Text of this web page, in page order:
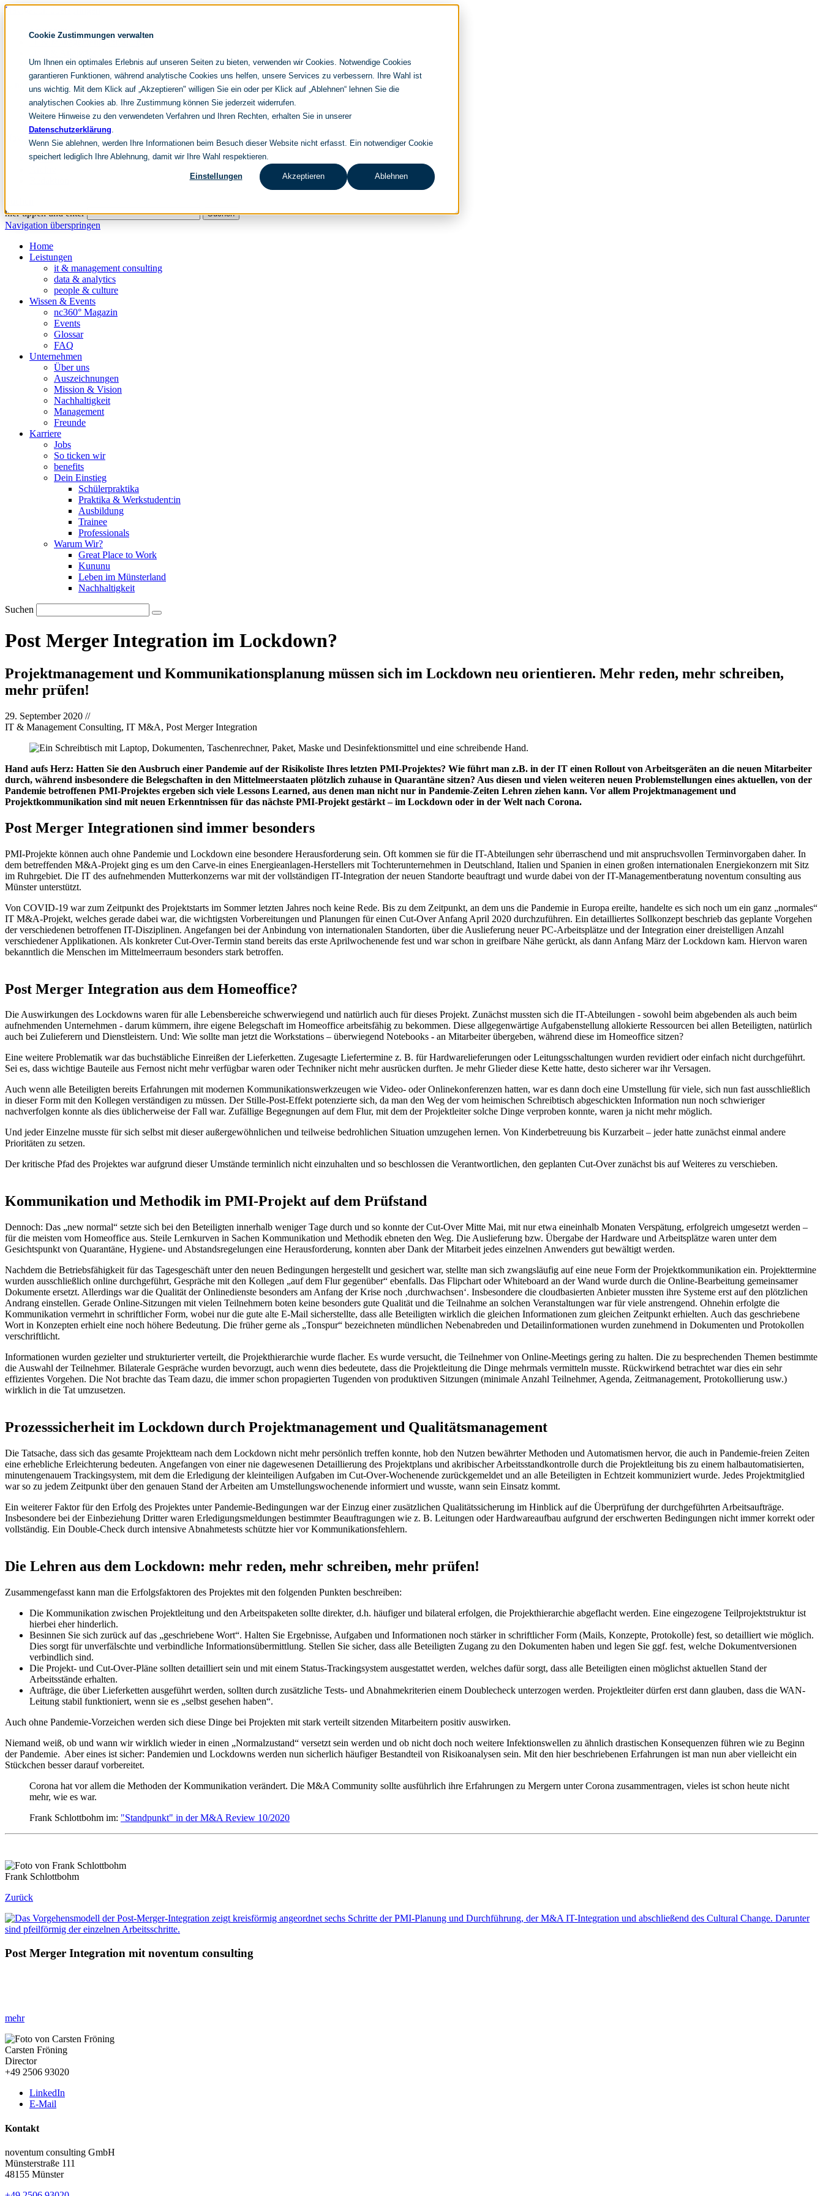
Cookie Zustimmungen verwalten
Um Ihnen ein optimales Erlebnis auf unseren Seiten zu bieten, verwenden wir Cookies. Notwendige Cookies
garantieren Funktionen, während analytische Cookies uns helfen, unsere Services zu verbessern. Ihre Wahl ist
uns wichtig. Mit dem Klick auf „Akzeptieren" willigen Sie ein oder per Klick auf „Ablehnen“ lehnen Sie die
analytischen Cookies ab. Ihre Zustimmung können Sie jederzeit widerrufen.
Weitere Hinweise zu den verwendeten Verfahren und Ihren Rechten, erhalten Sie in unserer
Datenschutzerklärung.
Wenn Sie ablehnen, werden Ihre Informationen beim Besuch dieser Website nicht erfasst. Ein notwendiger Cookie
speichert lediglich Ihre Ablehnung, damit wir Ihre Wahl respektieren.
Einstellungen Akzeptieren Ablehnen
Navigation überspringen
noventum
IT & Management Consulting
People & Culture
DE
EN
Navigation überspringen
Home
hier tippen und enter
Suchen
Navigation überspringen
Home
Leistungen
it & management consulting
data & analytics
people & culture
Wissen & Events
nc360° Magazin
Events
Glossar
FAQ
Unternehmen
Über uns
Auszeichnungen
Mission & Vision
Nachhaltigkeit
Management
Freunde
Karriere
Jobs
So ticken wir
benefits
Dein Einstieg
Schülerpraktika
Praktika & Werkstudent:in
Ausbildung
Trainee
Professionals
Warum Wir?
Great Place to Work
Kununu
Leben im Münsterland
Nachhaltigkeit
Suchen
Post Merger Integration im Lockdown?
Projektmanagement und Kommunikationsplanung müssen sich im Lockdown neu orientieren. Mehr reden, mehr schreiben,
mehr prüfen!
29. September 2020 //
IT & Management Consulting, IT M&A, Post Merger Integration
Hand aufs Herz: Hatten Sie den Ausbruch einer Pandemie auf der Risikoliste Ihres letzten PMI-Projektes? Wie führt man z.B. in der IT einen Rollout von Arbeitsgeräten an die neuen Mitarbeiter
durch, während insbesondere die Belegschaften in den Mittelmeerstaaten plötzlich zuhause in Quarantäne sitzen? Aus diesen und vielen weiteren neuen Problemstellungen eines aktuellen, von der
Pandemie betroffenen PMI-Projektes ergeben sich viele Lessons Learned, aus denen man nicht nur in Pandemie-Zeiten Lehren ziehen kann. Vor allem Projektmanagement und
Projektkommunikation sind mit neuen Erkenntnissen für das nächste PMI-Projekt gestärkt – im Lockdown oder in der Welt nach Corona.
Post Merger Integrationen sind immer besonders
PMI-Projekte können auch ohne Pandemie und Lockdown eine besondere Herausforderung sein. Oft kommen sie für die IT-Abteilungen sehr überraschend und mit anspruchsvollen Terminvorgaben daher. In
dem betreffenden M&A-Projekt ging es um den Carve-in eines Energieanlagen-Herstellers mit Tochterunternehmen in Deutschland, Italien und Spanien in einen großen internationalen Energiekonzern mit Sitz
im Ruhrgebiet. Die IT des aufnehmenden Mutterkonzerns war mit der vollständigen IT-Integration der neuen Standorte beauftragt und wurde dabei von der IT-Managementberatung noventum consulting aus
Münster unterstützt.
Von COVID-19 war zum Zeitpunkt des Projektstarts im Sommer letzten Jahres noch keine Rede. Bis zu dem Zeitpunkt, an dem uns die Pandemie in Europa ereilte, handelte es sich noch um ein ganz „normales“
IT M&A-Projekt, welches gerade dabei war, die wichtigsten Vorbereitungen und Planungen für einen Cut-Over Anfang April 2020 durchzuführen. Ein detailliertes Sollkonzept beschrieb das geplante Vorgehen
der verschiedenen betroffenen IT-Disziplinen. Angefangen bei der Anbindung von internationalen Standorten, über die Auslieferung neuer PC-Arbeitsplätze und der Integration einer dreistelligen Anzahl
verschiedener Applikationen. Als konkreter Cut-Over-Termin stand bereits das erste Aprilwochenende fest und war schon in greifbare Nähe gerückt, als dann Anfang März der Lockdown kam. Hiervon waren
bekanntlich die Menschen im Mittelmeerraum besonders stark betroffen.
Post Merger Integration aus dem Homeoffice?
Die Auswirkungen des Lockdowns waren für alle Lebensbereiche schwerwiegend und natürlich auch für dieses Projekt. Zunächst mussten sich die IT-Abteilungen - sowohl beim abgebenden als auch beim
aufnehmenden Unternehmen - darum kümmern, ihre eigene Belegschaft im Homeoffice arbeitsfähig zu bekommen. Diese allgegenwärtige Aufgabenstellung allokierte Ressourcen bei allen Beteiligten, natürlich
auch bei Zulieferern und Dienstleistern. Und: Wie sollte man jetzt die Workstations – überwiegend Notebooks - an Mitarbeiter übergeben, während diese im Homeoffice sitzen?
Eine weitere Problematik war das buchstäbliche Einreißen der Lieferketten. Zugesagte Liefertermine z. B. für Hardwarelieferungen oder Leitungsschaltungen wurden revidiert oder einfach nicht durchgeführt.
Sei es, dass wichtige Bauteile aus Fernost nicht mehr verfügbar waren oder Techniker nicht mehr ausrücken durften. Je mehr Glieder diese Kette hatte, desto sicherer war ihr Versagen.
Auch wenn alle Beteiligten bereits Erfahrungen mit modernen Kommunikationswerkzeugen wie Video- oder Onlinekonferenzen hatten, war es dann doch eine Umstellung für viele, sich nun fast ausschließlich
in dieser Form mit den Kollegen verständigen zu müssen. Der Stille-Post-Effekt potenzierte sich, da man den Weg der vom heimischen Schreibtisch abgeschickten Information nun noch schwieriger
nachverfolgen konnte als dies üblicherweise der Fall war. Zufällige Begegnungen auf dem Flur, mit dem der Projektleiter solche Dinge verproben konnte, waren ja nicht mehr möglich.
Und jeder Einzelne musste für sich selbst mit dieser außergewöhnlichen und teilweise bedrohlichen Situation umzugehen lernen. Von Kinderbetreuung bis Kurzarbeit – jeder hatte zunächst einmal andere
Prioritäten zu setzen.
Der kritische Pfad des Projektes war aufgrund dieser Umstände terminlich nicht einzuhalten und so beschlossen die Verantwortlichen, den geplanten Cut-Over zunächst bis auf Weiteres zu verschieben.
Kommunikation und Methodik im PMI-Projekt auf dem Prüfstand
Dennoch: Das „new normal“ setzte sich bei den Beteiligten innerhalb weniger Tage durch und so konnte der Cut-Over Mitte Mai, mit nur etwa eineinhalb Monaten Verspätung, erfolgreich umgesetzt werden –
für die meisten vom Homeoffice aus. Steile Lernkurven in Sachen Kommunikation und Methodik ebneten den Weg. Die Auslieferung bzw. Übergabe der Hardware und Arbeitsplätze waren unter dem
Gesichtspunkt von Quarantäne, Hygiene- und Abstandsregelungen eine Herausforderung, konnten aber Dank der Mitarbeit jedes einzelnen Anwenders gut bewältigt werden.
Nachdem die Betriebsfähigkeit für das Tagesgeschäft unter den neuen Bedingungen hergestellt und gesichert war, stellte man sich zwangsläufig auf eine neue Form der Projektkommunikation ein. Projekttermine
wurden ausschließlich online durchgeführt, Gespräche mit den Kollegen „auf dem Flur gegenüber“ ebenfalls. Das Flipchart oder Whiteboard an der Wand wurde durch die Online-Bearbeitung gemeinsamer
Dokumente ersetzt. Allerdings war die Qualität der Onlinedienste besonders am Anfang der Krise noch ‚durchwachsen‘. Insbesondere die cloudbasierten Anbieter mussten ihre Systeme erst auf den plötzlichen
Andrang einstellen. Gerade Online-Sitzungen mit vielen Teilnehmern boten keine besonders gute Qualität und die Teilnahme an solchen Veranstaltungen war für viele anstrengend. Ohnehin erfolgte die
Kommunikation vermehrt in schriftlicher Form, wobei nur die gute alte E-Mail sicherstellte, dass alle Beteiligten wirklich die gleichen Informationen zum gleichen Zeitpunkt erhielten. Auch das geschriebene
Wort in Konzepten erhielt eine noch höhere Bedeutung. Die früher gerne als „Tonspur“ bezeichneten mündlichen Nebenabreden und Detailinformationen wurden zunehmend in Dokumenten und Protokollen
verschriftlicht.
Informationen wurden gezielter und strukturierter verteilt, die Projekthierarchie wurde flacher. Es wurde versucht, die Teilnehmer von Online-Meetings gering zu halten. Die zu besprechenden Themen bestimmte
die Auswahl der Teilnehmer. Bilaterale Gespräche wurden bevorzugt, auch wenn dies bedeutete, dass die Projektleitung die Dinge mehrmals vermitteln musste. Rückwirkend betrachtet war dies ein sehr
effizientes Vorgehen. Die Not brachte das Team dazu, die immer schon propagierten Tugenden von produktiven Sitzungen (minimale Anzahl Teilnehmer, Agenda, Zeitmanagement, Protokollierung usw.)
wirklich in die Tat umzusetzen.
Prozesssicherheit im Lockdown durch Projektmanagement und Qualitätsmanagement
Die Tatsache, dass sich das gesamte Projektteam nach dem Lockdown nicht mehr persönlich treffen konnte, hob den Nutzen bewährter Methoden und Automatismen hervor, die auch in Pandemie-freien Zeiten
eine erhebliche Erleichterung bedeuten. Angefangen von einer nie dagewesenen Detaillierung des Projektplans und akribischer Arbeitsstandkontrolle durch die Projektleitung bis zu einem halbautomatisierten,
minutengenauem Trackingsystem, mit dem die Erledigung der kleinteiligen Aufgaben im Cut-Over-Wochenende zurückgemeldet und an alle Beteiligten in Echtzeit kommuniziert wurde. Jedes Projektmitglied
war so zu jedem Zeitpunkt über den genauen Stand der Arbeiten am Umstellungswochenende informiert und wusste, wann sein Einsatz kommt.
Ein weiterer Faktor für den Erfolg des Projektes unter Pandemie-Bedingungen war der Einzug einer zusätzlichen Qualitätssicherung im Hinblick auf die Überprüfung der durchgeführten Arbeitsaufträge.
Insbesondere bei der Einbeziehung Dritter waren Erledigungsmeldungen bestimmter Beauftragungen wie z. B. Leitungen oder Hardwareaufbau aufgrund der erschwerten Bedingungen nicht immer korrekt oder
vollständig. Ein Double-Check durch intensive Abnahmetests schützte hier vor Kommunikationsfehlern.
Die Lehren aus dem Lockdown: mehr reden, mehr schreiben, mehr prüfen!
Zusammengefasst kann man die Erfolgsfaktoren des Projektes mit den folgenden Punkten beschreiben:
Die Kommunikation zwischen Projektleitung und den Arbeitspaketen sollte direkter, d.h. häufiger und bilateral erfolgen, die Projekthierarchie abgeflacht werden. Eine eingezogene Teilprojektstruktur ist
hierbei eher hinderlich.
Besinnen Sie sich zurück auf das „geschriebene Wort“. Halten Sie Ergebnisse, Aufgaben und Informationen noch stärker in schriftlicher Form (Mails, Konzepte, Protokolle) fest, so detailliert wie möglich.
Dies sorgt für unverfälschte und verbindliche Informationsübermittlung. Stellen Sie sicher, dass alle Beteiligten Zugang zu den Dokumenten haben und legen Sie ggf. fest, welche Dokumentversionen
verbindlich sind.
Die Projekt- und Cut-Over-Pläne sollten detailliert sein und mit einem Status-Trackingsystem ausgestattet werden, welches dafür sorgt, dass alle Beteiligten einen möglichst aktuellen Stand der
Arbeitsstände erhalten.
Aufträge, die über Lieferketten ausgeführt werden, sollten durch zusätzliche Tests- und Abnahmekriterien einem Doublecheck unterzogen werden. Projektleiter dürfen erst dann glauben, dass die WAN-
Leitung stabil funktioniert, wenn sie es „selbst gesehen haben“.
Auch ohne Pandemie-Vorzeichen werden sich diese Dinge bei Projekten mit stark verteilt sitzenden Mitarbeitern positiv auswirken.
Niemand weiß, ob und wann wir wirklich wieder in einen „Normalzustand“ versetzt sein werden und ob nicht doch noch weitere Infektionswellen zu ähnlich drastischen Konsequenzen führen wie zu Beginn
der Pandemie. Aber eines ist sicher: Pandemien und Lockdowns werden nun sicherlich häufiger Bestandteil von Risikoanalysen sein. Mit den hier beschriebenen Erfahrungen ist man nun aber vielleicht ein
Stückchen besser darauf vorbereitet.
Corona hat vor allem die Methoden der Kommunikation verändert. Die M&A Community sollte ausführlich ihre Erfahrungen zu Mergern unter Corona zusammentragen, vieles ist schon heute nicht
mehr, wie es war.
Frank Schlottbohm im: "Standpunkt" in der M&A Review 10/2020
Frank Schlottbohm
Zurück
Post Merger Integration mit noventum consulting
mehr
Carsten Fröning
Director
+49 2506 93020
LinkedIn
E-Mail
Kontakt
noventum consulting GmbH
Münsterstraße 111
48155 Münster